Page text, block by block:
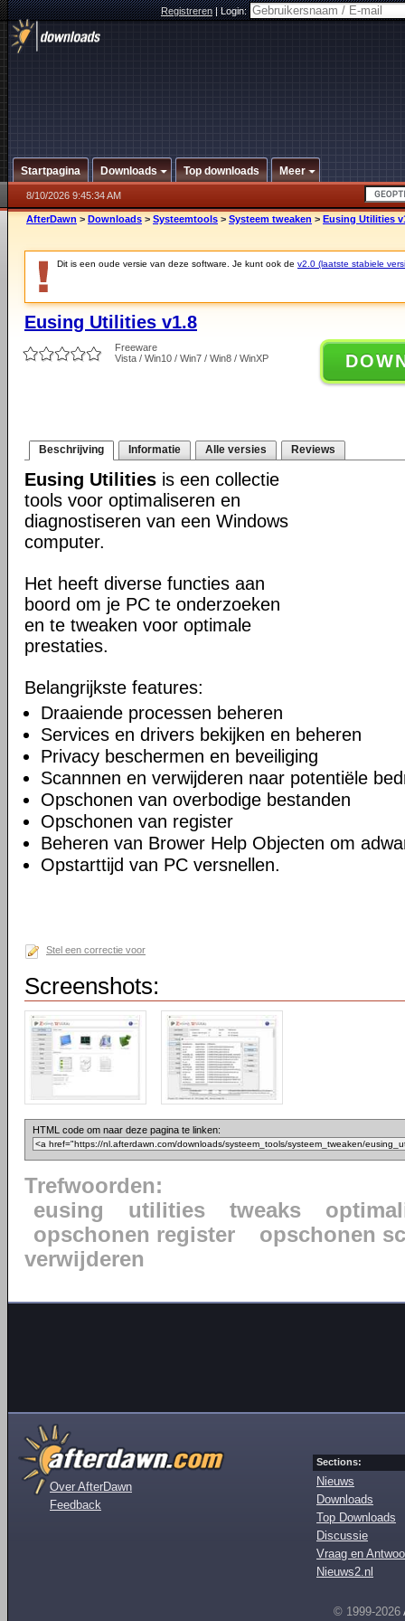
Registreren|Login:
Startpagina Downloads Top downloads Meer
8/10/2026 9:45:34 AM
AfterDawn > Downloads > Systeemtools > Systeem tweaken > Eusing Utilities
Dit is een oude versie van deze software. Je kunt ook de v2.0 (laatste stabiele
Eusing Utilities v1.8
Freeware
Vista / Win10 / Win7 / Win8 / WinXP
Beschrijving Informatie Alle versies Reviews
Eusing Utilities is een collectie
tools voor optimaliseren en
diagnostiseren van een Windows
computer.
Het heeft diverse functies aan
boord om je PC te onderzoeken
en te tweaken voor optimale
prestaties.
Belangrijkste features:
Draaiende processen beheren
Services en drivers bekijken en beheren
Privacy beschermen en beveiliging
Scannnen en verwijderen naar potentiële
Opschonen van overbodige bestanden
Opschonen van register
Beheren van Brower Help Objecten om
Opstarttijd van PC versnellen.
Stel een correctie voor
Screenshots:
HTML code om naar deze pagina te linken:
Trefwoorden:
eusing
utilities tweaks
opschonen register
opschonen
verwijderen
Over AfterDawn
Feedback
Sections:
Nieuws
Downloads
Top Downloads
Discussie
Vraag en
Nieuws2.nl
© 1999-2026